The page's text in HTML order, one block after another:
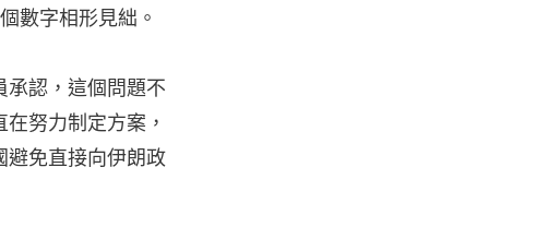
數字相形見絀。
承認，這個問題不
努力制定方案，
避免直接向伊朗政